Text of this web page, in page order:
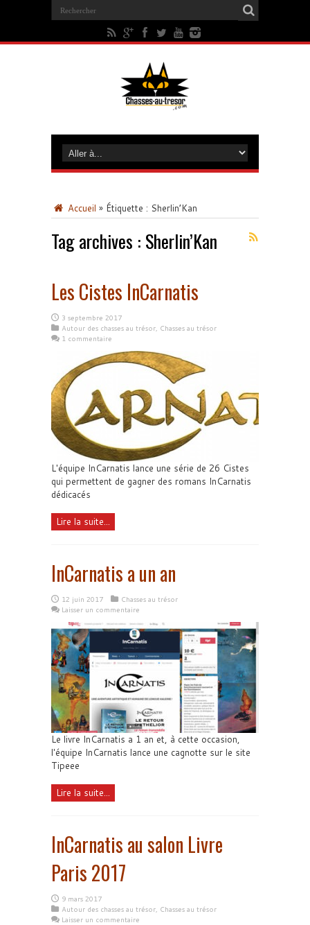
Accueil » Étiquette : Sherlin’Kan
Tag archives : Sherlin’Kan
Les Cistes InCarnatis
3 septembre 2017
Autour des chasses au trésor, Chasses au trésor
1 commentaire
L'équipe InCarnatis lance une série de 26 Cistes
qui permettent de gagner des romans InCarnatis
dédicacés
Lire la suite...
InCarnatis a un an
12 juin 2017
Chasses au trésor
Laisser un commentaire
Le livre InCarnatis a 1 an et, à cette occasion,
l'équipe InCarnatis lance une cagnotte sur le site
Tipeee
Lire la suite...
InCarnatis au salon Livre
Paris 2017
9 mars 2017
Autour des chasses au trésor, Chasses au trésor
Laisser un commentaire